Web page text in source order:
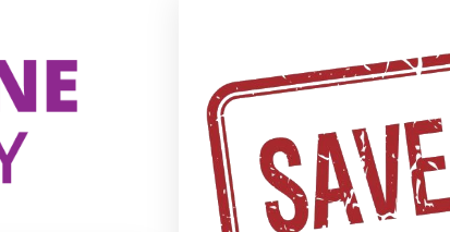
PETS
19 maart 2022